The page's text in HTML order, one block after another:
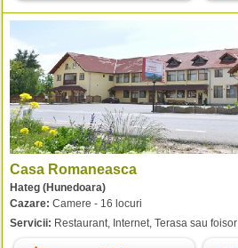
Casa Romaneasca
Hateg (Hunedoara)
Cazare: Camere - 16 locuri
Servicii: Restaurant, Internet, Terasa sau foisor